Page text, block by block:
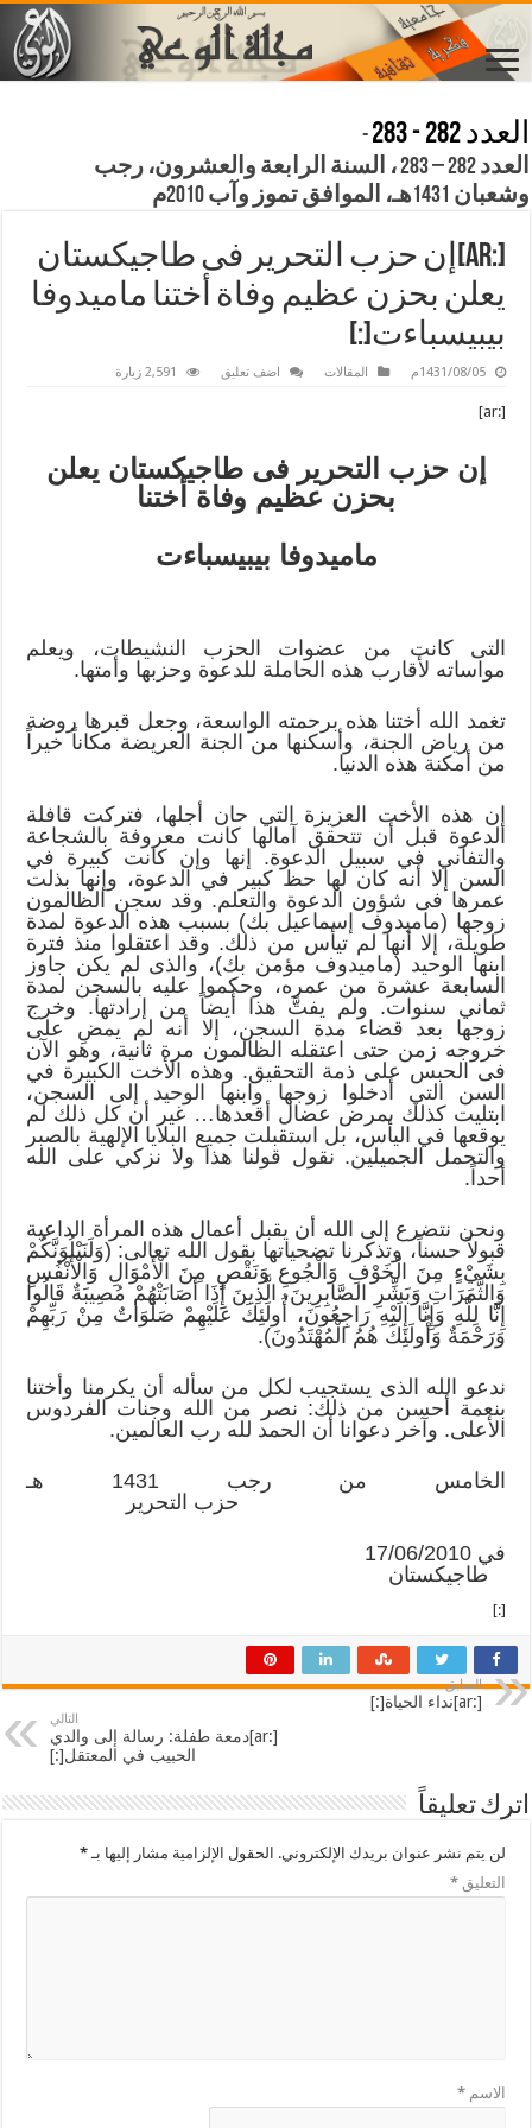
العدد 282 - 283
-
العدد 282 – 283 ، السنة الرابعة والعشرون، رجب
وشعبان 1431هـ، الموافق تموز وآب 2010م
[:ar]إن حزب التحرير فى طاجيكستان
يعلن بحزن عظيم وفاة أختنا ماميدوفا
بيبيسباءت[:]
1431/08/05م المقالات اضف تعليق 2,591 زيارة
[:ar]
إن حزب التحرير فى طاجيكستان يعلن
بحزن عظيم وفاة أختنا
ماميدوفا بيبيسباءت
التى كانت من عضوات الحزب النشيطات، ويعلم
مواساته لأقارب هذه الحاملة للدعوة وحزبها وأمتها.
تغمد الله أختنا هذه برحمته الواسعة، وجعل قبرها روضة
من رياض الجنة، وأسكنها من الجنة العريضة مكاناً خيراً
من أمكنة هذه الدنيا.
إن هذه الأخت العزيزة التي حان أجلها، فتركت قافلة
الدعوة قبل أن تتحقق آمالها كانت معروفة بالشجاعة
والتفاني في سبيل الدعوة. إنها وإن كانت كبيرة في
السن إلا أنه كان لها حظ كبير في الدعوة، وإنها بذلت
عمرها فى شؤون الدعوة والتعلم. وقد سجن الظالمون
زوجها (ماميدوف إسماعيل بك) بسبب هذه الدعوة لمدة
طويلة، إلا أنها لم تيأس من ذلك. وقد اعتقلوا منذ فترة
ابنها الوحيد (ماميدوف مؤمن بك)، والذى لم يكن جاوز
السابعة عشرة من عمره، وحكموا عليه بالسجن لمدة
ثماني سنوات. ولم يفتَّ هذا أيضاً من إرادتها. وخرج
زوجها بعد قضاء مدة السجن، إلا أنه لم يمضِ على
خروجه زمن حتى اعتقله الظالمون مرة ثانية، وهو الآن
فى الحبس على ذمة التحقيق. وهذه الأخت الكبيرة في
السن التي أدخلوا زوجها وابنها الوحيد إلى السجن،
ابتليت كذلك بمرض عضال أقعدها… غير أن كل ذلك لم
يوقعها في اليأس، بل استقبلت جميع البلايا الإلهية بالصبر
والتحمل الجميلين. نقول قولنا هذا ولا نزكي على الله
أحداً.
ونحن نتضرع إلى الله أن يقبل أعمال هذه المرأة الداعية
قبولاً حسناً، وتذكرنا تضحياتها بقول الله تعالى: (وَلَنَبْلُوَنَّكُمْ
بِشَيْءٍ مِنَ الْخَوْفِ وَالْجُوعِ وَنَقْصٍ مِنَ الْأَمْوَالِ وَالْأَنْفُسِ
وَالثَّمَرَاتِ وَبَشِّرِ الصَّابِرِينَ، الَّذِينَ إِذَا أَصَابَتْهُمْ مُصِيبَةٌ قَالُوا
إِنَّا لِلَّهِ وَإِنَّا إِلَيْهِ رَاجِعُونَ، أُولَئِكَ عَلَيْهِمْ صَلَوَاتٌ مِنْ رَبِّهِمْ
وَرَحْمَةٌ وَأُولَئِكَ هُمُ الْمُهْتَدُونَ).
ندعو الله الذى يستجيب لكل من سأله أن يكرمنا وأختنا
بنعمة أحسن من ذلك: نصر من الله وجنات الفردوس
الأعلى. وآخر دعوانا أن الحمد لله رب العالمين.
الخامس من رجب 1431 هـ
حزب التحرير
طاجيكستان
[:]
السابق
[:ar]نداء الحياة[:]
التالي
[:ar]دمعة طفلة: رسالة إلى والدي
الحبيب في المعتقل[:]
اترك تعليقاً
لن يتم نشر عنوان بريدك الإلكتروني. الحقول الإلزامية مشار إليها بـ*
التعليق*
الاسم*